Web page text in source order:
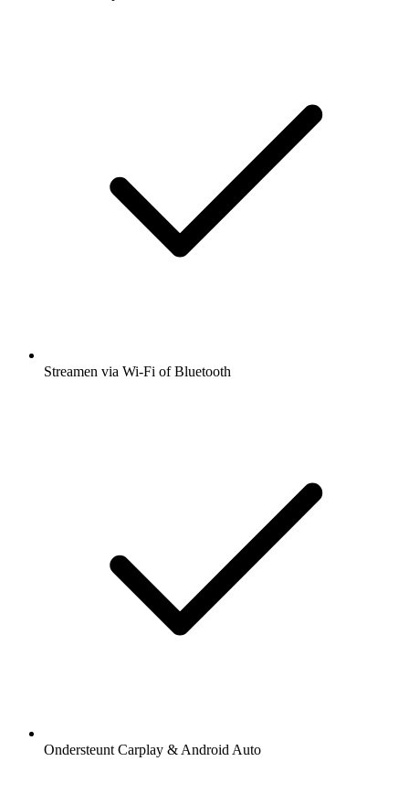
Streamen via Wi-Fi of Bluetooth
Ondersteunt Carplay & Android Auto